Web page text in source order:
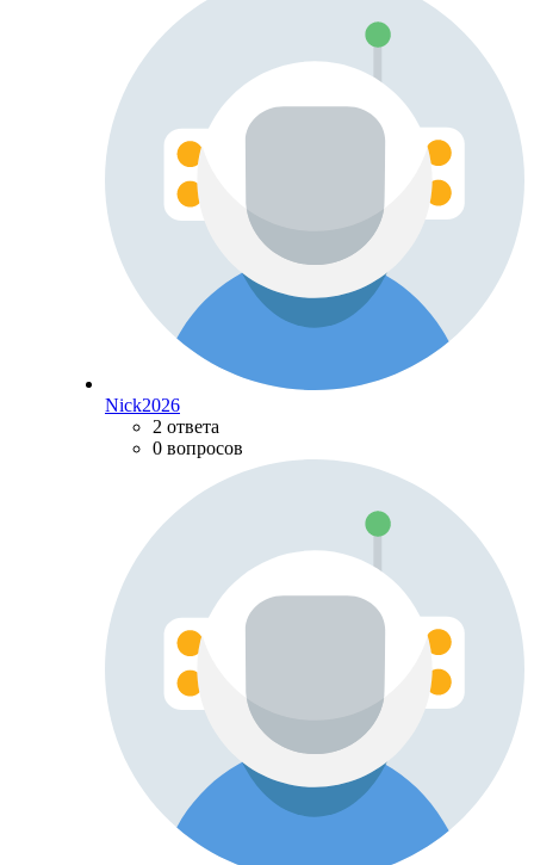
Nick2026
2 ответа
0 вопросов